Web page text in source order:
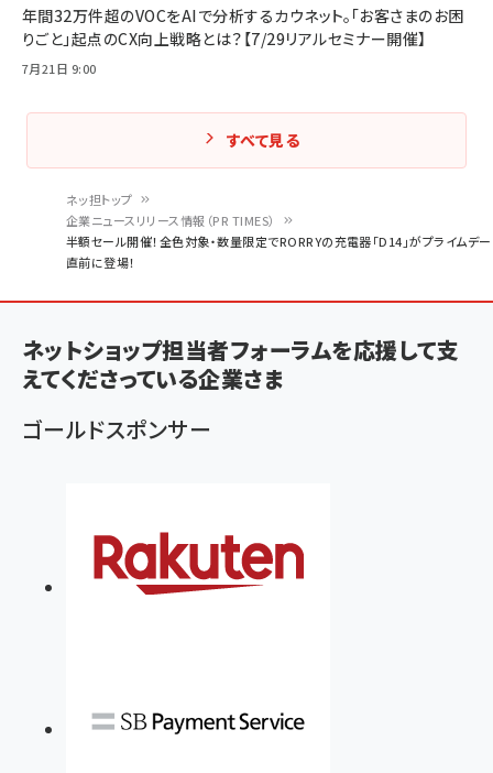
く
ず
ネッ担トップ
企業ニュースリリース情報（PR TIMES）
半額セール開催！全色対象・数量限定でRORRYの充電器「D14」がプライムデー
直前に登場！
年間32万件超のVOCをAIで分析するカウネット。「お客さまのお困
りごと」起点のCX向上戦略とは？【7/29リアルセミナー開催】
7月21日 9:00
すべて見る
ネットショップ担当者フォーラムを応援して支
えてくださっている企業さま
ゴールドスポンサー